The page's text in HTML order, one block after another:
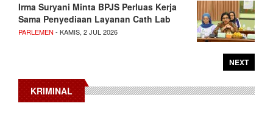
Irma Suryani Minta BPJS Perluas Kerja
Sama Penyediaan Layanan Cath Lab
PARLEMEN - KAMIS, 2 JUL 2026
NEXT
KRIMINAL